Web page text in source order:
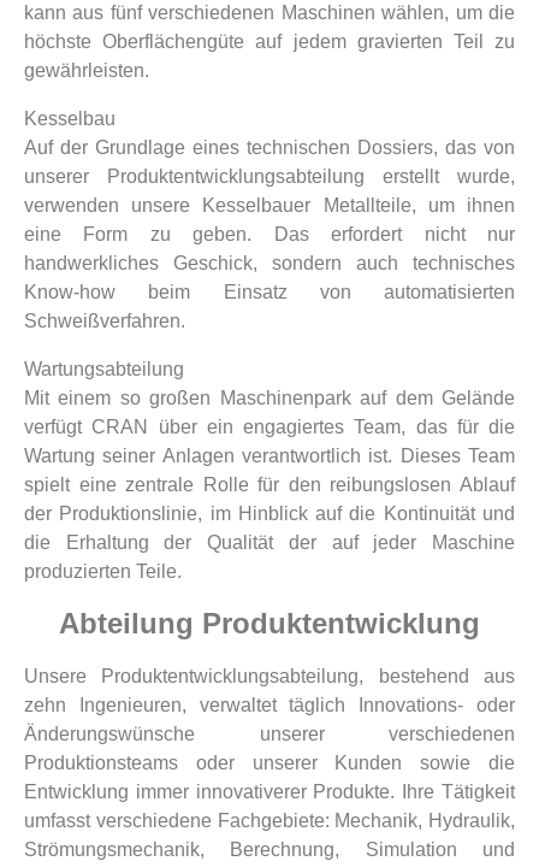
kann aus fünf verschiedenen Maschinen wählen, um die
höchste Oberflächengüte auf jedem gravierten Teil zu
gewährleisten.
Kesselbau
Auf der Grundlage eines technischen Dossiers, das von
unserer Produktentwicklungsabteilung erstellt wurde,
verwenden unsere Kesselbauer Metallteile, um ihnen
eine Form zu geben. Das erfordert nicht nur
handwerkliches Geschick, sondern auch technisches
Know-how beim Einsatz von automatisierten
Schweißverfahren.
Wartungsabteilung
Mit einem so großen Maschinenpark auf dem Gelände
verfügt CRAN über ein engagiertes Team, das für die
Wartung seiner Anlagen verantwortlich ist. Dieses Team
spielt eine zentrale Rolle für den reibungslosen Ablauf
der Produktionslinie, im Hinblick auf die Kontinuität und
die Erhaltung der Qualität der auf jeder Maschine
produzierten Teile.
Abteilung Produktentwicklung
Unsere Produktentwicklungsabteilung, bestehend aus
zehn Ingenieuren, verwaltet täglich Innovations- oder
Änderungswünsche unserer verschiedenen
Produktionsteams oder unserer Kunden sowie die
Entwicklung immer innovativerer Produkte. Ihre Tätigkeit
umfasst verschiedene Fachgebiete: Mechanik, Hydraulik,
Strömungsmechanik, Berechnung, Simulation und